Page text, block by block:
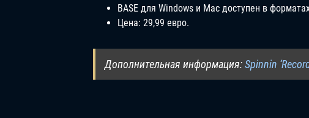
BASE для Windows и Mac доступен в
Цена: 29,99 евро.
Дополнительная информация:Spinnin